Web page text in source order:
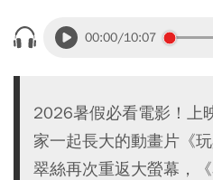
00:00/10:07
2026暑假必看電影！上
家一起長大的動畫片《
翠絲再次重返大螢幕，